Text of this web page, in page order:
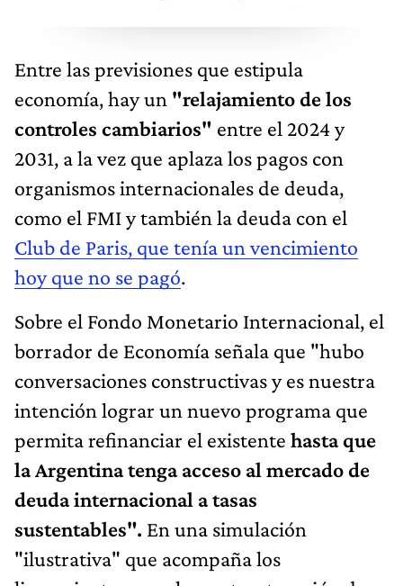
Entre las previsiones que estipula
economía, hay un "relajamiento de los
controles cambiarios" entre el 2024 y
2031, a la vez que aplaza los pagos con
organismos internacionales de deuda,
como el FMI y también la deuda con el
Club de Paris, que tenía un vencimiento
hoy que no se pagó.
Sobre el Fondo Monetario Internacional, el
borrador de Economía señala que "hubo
conversaciones constructivas y es nuestra
intención lograr un nuevo programa que
permita refinanciar el existente hasta que
la Argentina tenga acceso al mercado de
deuda internacional a tasas
sustentables". En una simulación
"ilustrativa" que acompaña los